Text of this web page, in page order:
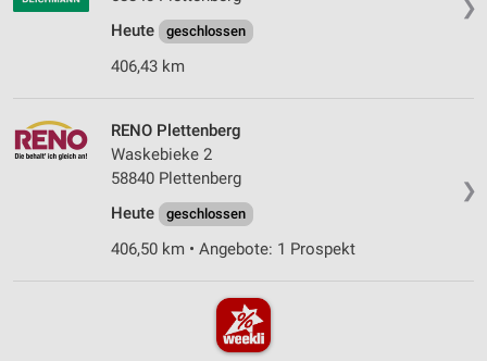
❯
Heute
geschlossen
406,43 km
❯
RENO Plettenberg
Waskebieke 2
58840 Plettenberg
Heute
geschlossen
406,50 km • Angebote: 1 Prospekt